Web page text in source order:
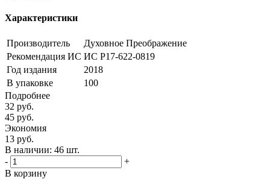
Характеристики
Производитель
Духовное Преображение
Рекомендация ИС ИС Р17-622-0819
Год издания
2018
В упаковке
100
Подробнее
32 руб.
45 руб.
Экономия
13 руб.
В наличии: 46 шт.
-
+
В корзину